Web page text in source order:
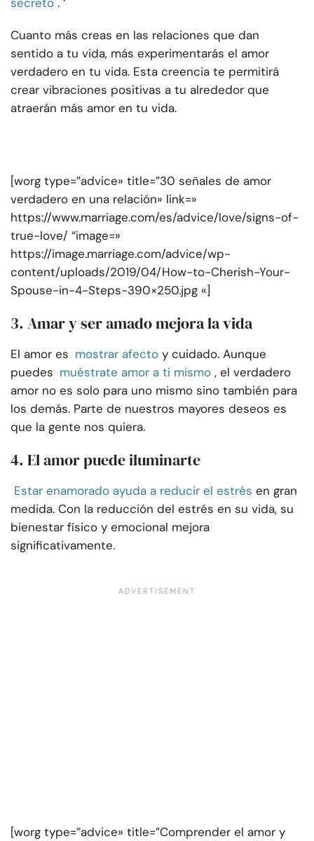
Cuanto más creas en las relaciones que dan
sentido a tu vida, más experimentarás el amor
verdadero en tu vida. Esta creencia te permitirá
crear vibraciones positivas a tu alrededor que
atraerán más amor en tu vida.
[worg type=”advice» title=”30 señales de amor
verdadero en una relación» link=»
https://www.marriage.com/es/advice/love/signs-of-
true-love/ “image=»
https://image.marriage.com/advice/wp-
content/uploads/2019/04/How-to-Cherish-Your-
Spouse-in-4-Steps-390×250.jpg «]
3. Amar y ser amado mejora la vida
El amor es mostrar afecto y cuidado. Aunque
puedes muéstrate amor a ti mismo , el verdadero
amor no es solo para uno mismo sino también para
los demás. Parte de nuestros mayores deseos es
que la gente nos quiera.
4. El amor puede iluminarte
Estar enamorado ayuda a reducir el estrés en gran
medida. Con la reducción del estrés en su vida, su
bienestar físico y emocional mejora
significativamente.
[worg type=”advice» title=”Comprender el amor y